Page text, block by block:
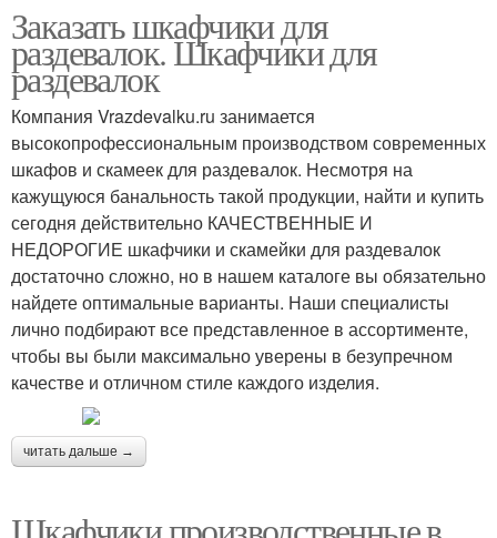
Заказать шкафчики для
раздевалок. Шкафчики для
раздевалок
Компания Vrazdevalku.ru занимается
высокопрофессиональным производством современных
шкафов и скамеек для раздевалок. Несмотря на
кажущуюся банальность такой продукции, найти и купить
сегодня действительно КАЧЕСТВЕННЫЕ И
НЕДОРОГИЕ шкафчики и скамейки для раздевалок
достаточно сложно, но в нашем каталоге вы обязательно
найдете оптимальные варианты. Наши специалисты
лично подбирают все представленное в ассортименте,
чтобы вы были максимально уверены в безупречном
качестве и отличном стиле каждого изделия.
читать дальше →